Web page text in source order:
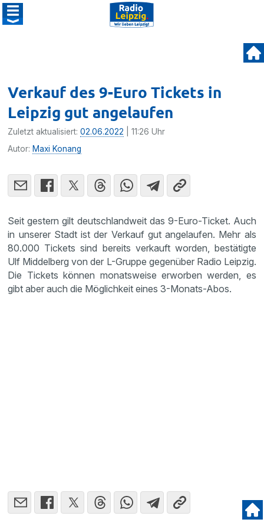
Verkauf des 9-Euro Tickets in
Leipzig gut angelaufen
Zuletzt aktualisiert:02.06.2022 | 11:26 Uhr
Autor: Maxi Konang
Seit gestern gilt deutschlandweit das 9-Euro-Ticket. Auch
in unserer Stadt ist der Verkauf gut angelaufen. Mehr als
80.000 Tickets sind bereits verkauft worden, bestätigte
Ulf Middelberg von der L-Gruppe gegenüber Radio Leipzig.
Die Tickets können monatsweise erworben werden, es
gibt aber auch die Möglichkeit eines 3-Monats-Abos.